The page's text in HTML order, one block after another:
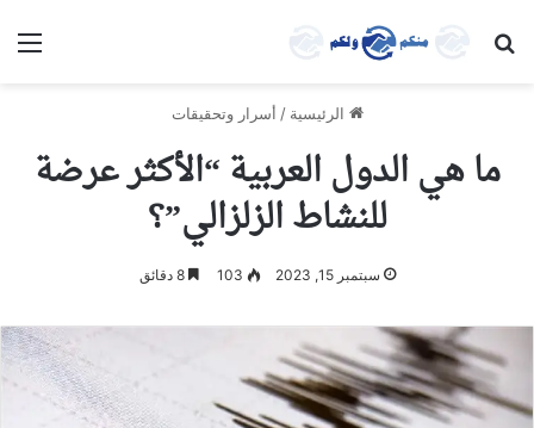
بحث عن
الرئيسية / أسرار وتحقيقات
ما هي الدول العربية “الأكثر عرضة
للنشاط الزلزالي”؟
سبتمبر 15, 2023 103 8 دقائق